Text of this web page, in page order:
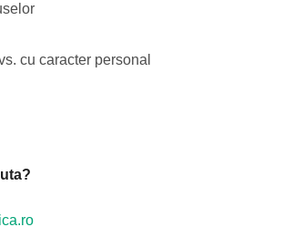
cu caracter personal